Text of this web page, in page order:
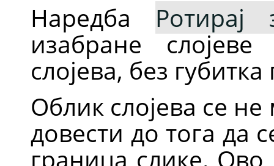
Наредба
изабране
слојева, без
Облик слојева се
довести до тога да
граница слике.